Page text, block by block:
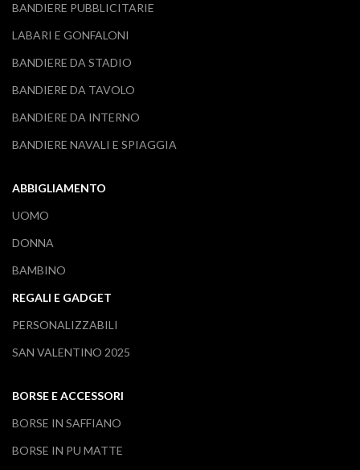
BANDIERE PUBBLICITARIE
LABARI E GONFALONI
BANDIERE DA STADIO
BANDIERE DA TAVOLO
BANDIERE DA INTERNO
BANDIERE NAVALI E SPIAGGIA
ABBIGLIAMENTO
UOMO
DONNA
BAMBINO
REGALI E GADGET
PERSONALIZZABILI
SAN VALENTINO 2025
BORSE E ACCESSORI
BORSE IN SAFFIANO
BORSE IN PU MATTE